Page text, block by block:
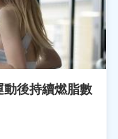
後持續燃脂數